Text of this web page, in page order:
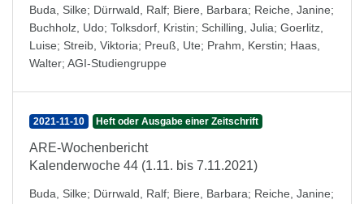
Buda, Silke; Dürrwald, Ralf; Biere, Barbara; Reiche, Janine;
Buchholz, Udo; Tolksdorf, Kristin; Schilling, Julia; Goerlitz,
Luise; Streib, Viktoria; Preuß, Ute; Prahm, Kerstin; Haas,
Walter; AGI-Studiengruppe
2021-11-10 Heft oder Ausgabe einer Zeitschrift
ARE-Wochenbericht
Kalenderwoche 44 (1.11. bis 7.11.2021)
Buda, Silke; Dürrwald, Ralf; Biere, Barbara; Reiche, Janine;